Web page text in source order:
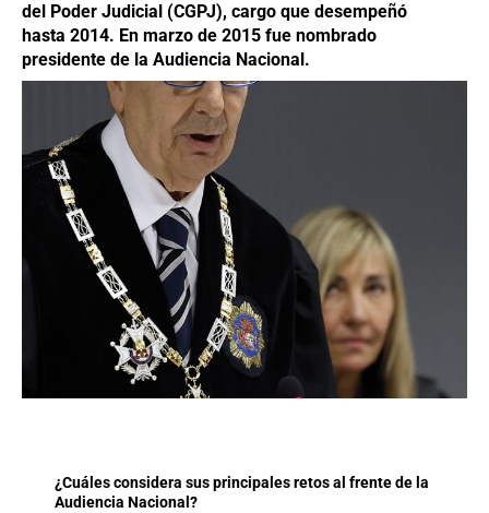
del Poder Judicial (CGPJ), cargo que desempeñó
hasta 2014. En marzo de 2015 fue nombrado
presidente de la Audiencia Nacional.
¿Cuáles considera sus principales retos al frente de la
Audiencia Nacional?